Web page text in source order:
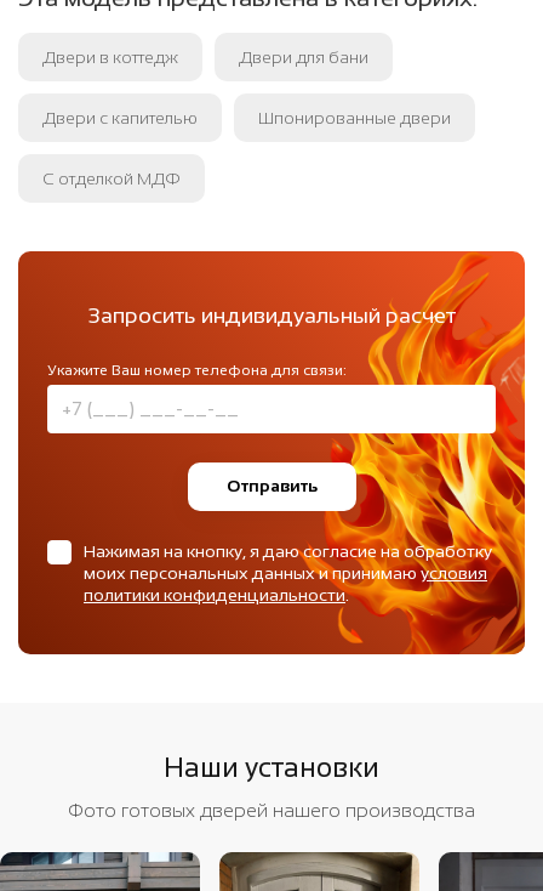
Двери в коттедж Двери для бани
Двери с капителью Шпонированные двери
С отделкой МДФ
Запросить индивидуальный расчет
Укажите Ваш номер телефона для связи:
Отправить
Нажимая на кнопку, я даю согласие на обработку
моих персональных данных и принимаюусловия
политики конфиденциальности.
Наши установки
Фото готовых дверей нашего производства